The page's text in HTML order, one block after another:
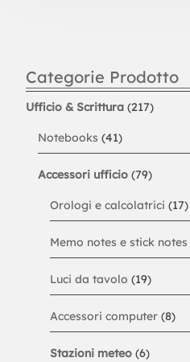
Categorie Prodotto
Ufficio & Scrittura (217)
Notebooks (41)
Accessori ufficio (79)
Orologi e calcolatrici (17)
Memo notes e stick notes
Luci da tavolo (19)
Accessori computer (8)
Stazioni meteo (6)